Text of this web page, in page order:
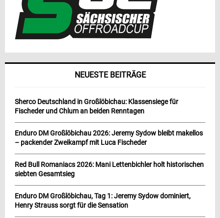
NEUESTE BEITRÄGE
Sherco Deutschland in Großlöbichau: Klassensiege für
Fischeder und Chlum an beiden Renntagen
Enduro DM Großlöbichau 2026: Jeremy Sydow bleibt makellos
– packender Zweikampf mit Luca Fischeder
Red Bull Romaniacs 2026: Mani Lettenbichler holt historischen
siebten Gesamtsieg
Enduro DM Großlöbichau, Tag 1: Jeremy Sydow dominiert,
Henry Strauss sorgt für die Sensation